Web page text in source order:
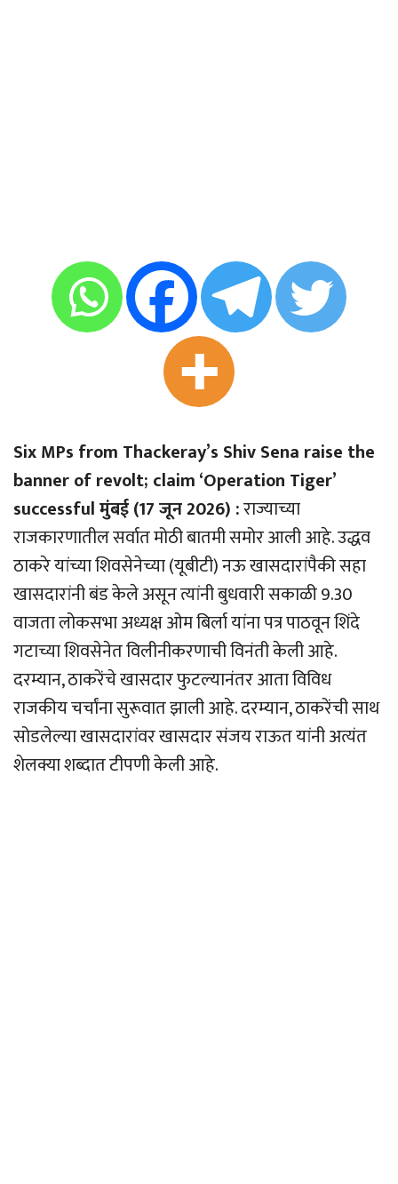
Six MPs from Thackeray’s Shiv Sena raise the
banner of revolt; claim ‘Operation Tiger’
successful मुंबई (17 जून 2026) :राज्याच्या
राजकारणातील सर्वात मोठी बातमी समोर आली आहे. उद्धव
ठाकरे यांच्या शिवसेनेच्या (यूबीटी) नऊ खासदारांपैकी सहा
खासदारांनी बंड केले असून त्यांनी बुधवारी सकाळी 9.30
वाजता लोकसभा अध्यक्ष ओम बिर्ला यांना पत्र पाठवून शिंदे
गटाच्या शिवसेनेत विलीनीकरणाची विनंती केली आहे.
दरम्यान, ठाकरेंचे खासदार फुटल्यानंतर आता विविध
राजकीय चर्चांना सुरूवात झाली आहे. दरम्यान, ठाकरेंची साथ
सोडलेल्या खासदारांवर खासदार संजय राऊत यांनी अत्यंत
शेलक्या शब्दात टीपणी केली आहे.